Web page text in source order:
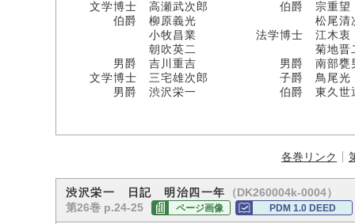
文学博士 高瀬武次郎 伯爵 宗重望
伯爵 柳原義光 松尾清次
小牧昌業 法学博士 江木衷
朝吹英二 菊地晋
男爵 吉川重吉 男爵 南部甕
文学博士 三宅雄次郎 子爵 鳥尾光
男爵 渋沢栄一 伯爵 東久世
各巻リンク
渋沢栄一 日記 明治四一年
（DK260004k-0004）
第26巻 p.24-25
ページ画像 PDM 1.0 DEED